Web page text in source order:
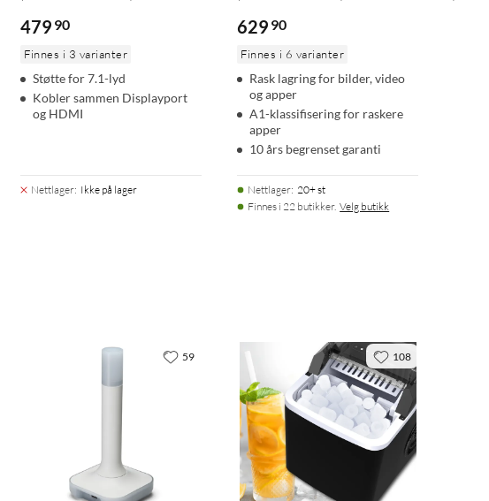
479 90
Finnes i 3 varianter
Støtte for 7.1-lyd
Kobler sammen Displayport
og HDMI
Nettlager: Ikke på lager
629 90
Finnes i 6 varianter
Rask lagring for bilder, video
og apper
A1-klassifisering for raskere
apper
10 års begrenset garanti
Nettlager: 20+ st
Finnes i 22 butikker. Velg butikk
59 108